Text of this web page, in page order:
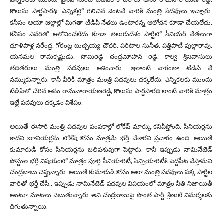
కొలుసు పార్థసారథి. ఎన్నికల్లో గెలిచిన వెంటనే వారికి మంత్రి పదవులు ఇచ్చారు.
కనీసం ఆయా జిల్లాల్లో మిగతా టిడిపి నేతలు ఉంటారన్న ఆలోచన కూడా చేయలేదు.
కనీసం ఎవరితో ఆలోచించలేదు కూడా. తెలుగుదేశం పార్టీలో సీనియర్ నేతలుగా
ధూళిపాళ్ల నరేంద్ర, గోరంట్ల బుచ్చయ్య చౌదరి, పరిటాల సునీత, పత్తిపాటి పుల్లారావు,
యనమల రామకృష్ణుడు, సోమిరెడ్డి చంద్రమోహన్ రెడ్డి, కాల్వ శ్రీనివాసులు
తదితరులు మంత్రి పదవులు ఆశించారు. ఇలాంటి వారంతా టిడిపి నే
నమ్ముకున్నారు. కానీ వీరికి మాత్రం మంత్రి పదవులు దక్కలేదు. ఎన్నికలకు ముందు
టిడిపిలో చేరిన ఆనం రామనారాయణరెడ్డి, కొలుసు పార్థసారథి లాంటి వారికి మాత్రం
ఇట్టే పదవులు దక్కడం విశేషం.
అయితే ఈసారి మంత్రి పదవుల పంపకాల్లో లోకేష్ మార్కు కనిపిస్తోంది. సీనియర్లను
కాదని జూనియర్లను లోకేష్ కోసం మాత్రమే భర్తీ చేశారని ప్రచారం ఉంది. అయితే
కుమారుడి కోసం సీనియర్లను బలిపశువుగా పెట్టారు. కానీ ఇప్పుడు నామినేటెడ్
పోస్టుల భర్తీ విషయంలో మాత్రం పూర్తి సీనియారిటీ, సిన్సియారిటీకి పెద్దపీట వేస్తామని
చంద్రబాబు చెప్తున్నారు. అయితే కుమారుడి కోసం అలా మంత్రి పదవులు పక్క పార్టీల
వారితో భర్తీ చేసి.. ఇప్పుడు నామినేటెడ్ పదవుల విషయంలో మాత్రం నీతి నిజాయితీ
అంటూ మాటలు చెబుతున్నారు అని చంద్రబాబుపై సొంత పార్టీ శ్రేణులే విమర్శలకు
దిగుతున్నాయి.